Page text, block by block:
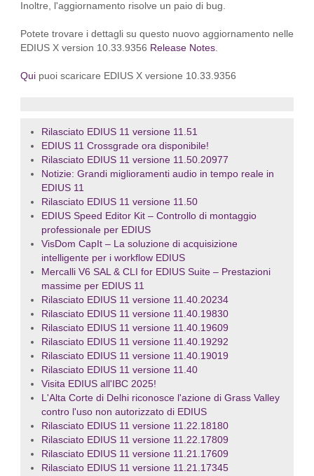
Inoltre, l'aggiornamento risolve un paio di bug.
Potete trovare i dettagli su questo nuovo aggiornamento nelle
EDIUS X version 10.33.9356 Release Notes.
Quipuoi scaricare EDIUS X versione 10.33.9356
Rilasciato EDIUS 11 versione 11.51
EDIUS 11 Crossgrade ora disponibile!
Rilasciato EDIUS 11 versione 11.50.20977
Notizie: Grandi miglioramenti audio in tempo reale in
EDIUS 11
Rilasciato EDIUS 11 versione 11.50
EDIUS Speed Editor Kit – Controllo di montaggio
professionale per EDIUS
VisDom CapIt – La soluzione di acquisizione
intelligente per i workflow EDIUS
Mercalli V6 SAL & CLI for EDIUS Suite – Prestazioni
massime per EDIUS 11
Rilasciato EDIUS 11 versione 11.40.20234
Rilasciato EDIUS 11 versione 11.40.19830
Rilasciato EDIUS 11 versione 11.40.19609
Rilasciato EDIUS 11 versione 11.40.19292
Rilasciato EDIUS 11 versione 11.40.19019
Rilasciato EDIUS 11 versione 11.40
Visita EDIUS all'IBC 2025!
L'Alta Corte di Delhi riconosce l'azione di Grass Valley
contro l'uso non autorizzato di EDIUS
Rilasciato EDIUS 11 versione 11.22.18180
Rilasciato EDIUS 11 versione 11.22.17809
Rilasciato EDIUS 11 versione 11.21.17609
Rilasciato EDIUS 11 versione 11.21.17345